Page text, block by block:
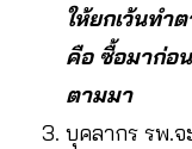
ให้ยกเว้นทำ
คือ ซื้อมาก่อ
ตามมา
บุคลากร รพ.จ